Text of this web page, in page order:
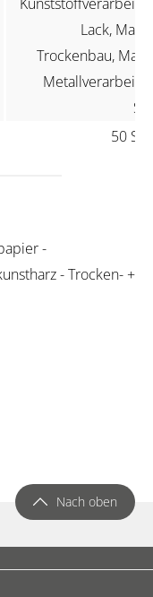
Lack,
Trockenbau,
50
-
- Trocken- +
Nach oben